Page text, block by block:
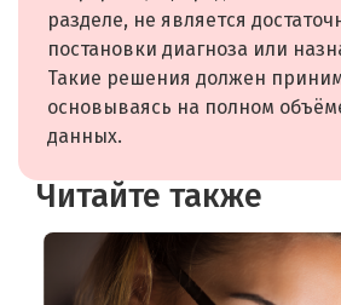
разделе, не является
постановки диагноза или
Такие решения должен
основываясь на полном
данных.
Читайте также